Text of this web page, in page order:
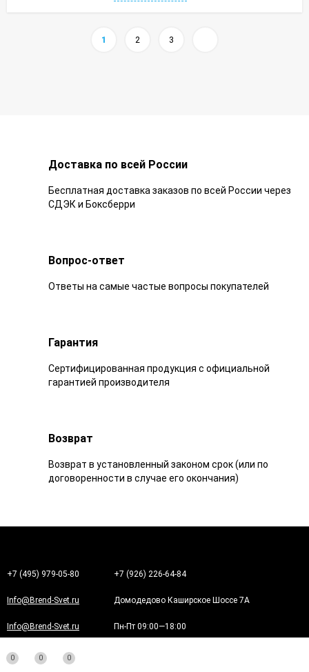
1 2 3
Доставка по всей России
Бесплатная доставка заказов по всей России через
СДЭК и Боксберри
Вопрос-ответ
Ответы на самые частые вопросы покупателей
Гарантия
Сертифицированная продукция с официальной
гарантией производителя
Возврат
Возврат в установленный законом срок (или по
договоренности в случае его окончания)
+7 (495) 979-05-80 +7 (926) 226-64-84
Info@Brend-Svet.ru Домодедово Каширское Шоссе 7А
Info@Brend-Svet.ru Пн-Пт 09:00—18:00
Мы в соц.сетях
0 0 0